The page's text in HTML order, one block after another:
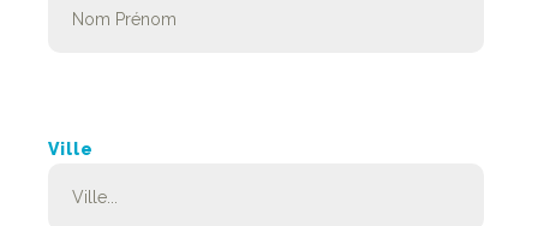
Ville